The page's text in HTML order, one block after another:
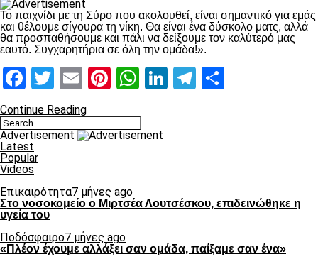
Το παιχνίδι με τη Σύρο που ακολουθεί, είναι σημαντικό για εμάς
και θέλουμε σίγουρα τη νίκη. Θα είναι ένα δύσκολο ματς, αλλά
θα προσπαθήσουμε και πάλι να δείξουμε τον καλύτερό μας
εαυτό. Συγχαρητήρια σε όλη την ομάδα!».
Facebook
Twitter
EmailPinterest
WhatsApp
LinkedIn
Telegram
Continue Reading
Advertisement
Latest
Popular
Videos
Επικαιρότητα7 μήνες ago
Στο νοσοκομείο ο Μιρτσέα Λουτσέσκου, επιδεινώθηκε η
υγεία του
Ποδόσφαιρο7 μήνες ago
«Πλέον έχουμε αλλάξει σαν ομάδα, παίξαμε σαν ένα»